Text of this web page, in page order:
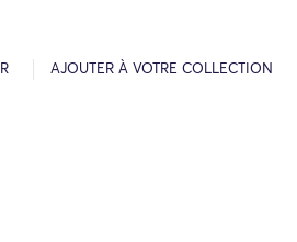
AJOUTER À VOTRE COLLECTION